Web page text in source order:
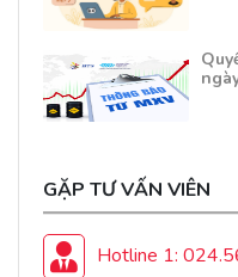
GẶP TƯ VẤN VIÊN
Hotline 1: